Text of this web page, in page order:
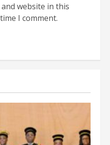
and website in this
I comment.